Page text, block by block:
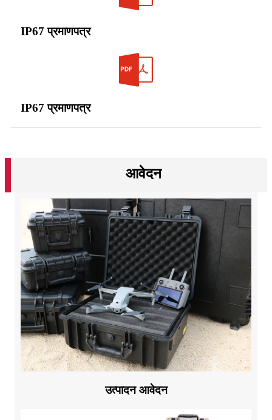
IP67 प्रमाणपत्र
IP67 प्रमाणपत्र
आवेदन
उत्पादन आवेदन